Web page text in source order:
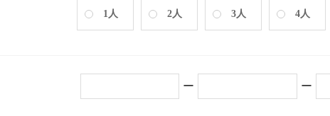
1人 2人 3人 4人
ー ー